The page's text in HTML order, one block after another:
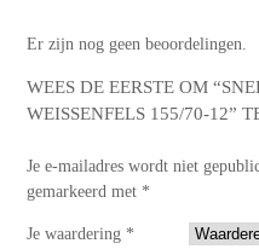
Er zijn nog geen beoordelingen.
WEES DE EERSTE OM
WEISSENFELS 155/70-12”
Je e-mailadres wordt niet
gemarkeerd met *
Je waardering *